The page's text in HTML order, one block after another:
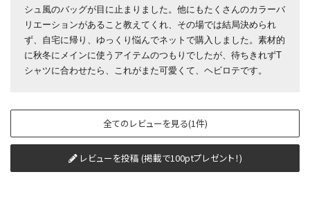
シュ風のバッグが目に止まりました。他にもたくさんのカラーバ
リエーションがあること教えてくれ、その場では結局決められ
ず、自宅に帰り、ゆっくり悩んでネットで購入しました。素材的
に秋冬にメインに使うアイテムのつもりでしたが、待ちきれずT
シャツに合わせたら、これがまた可愛くて、ヘビロテです。
全てのレビューを見る(1件)
レビューを投稿 (掲載で100ptプレゼント！)